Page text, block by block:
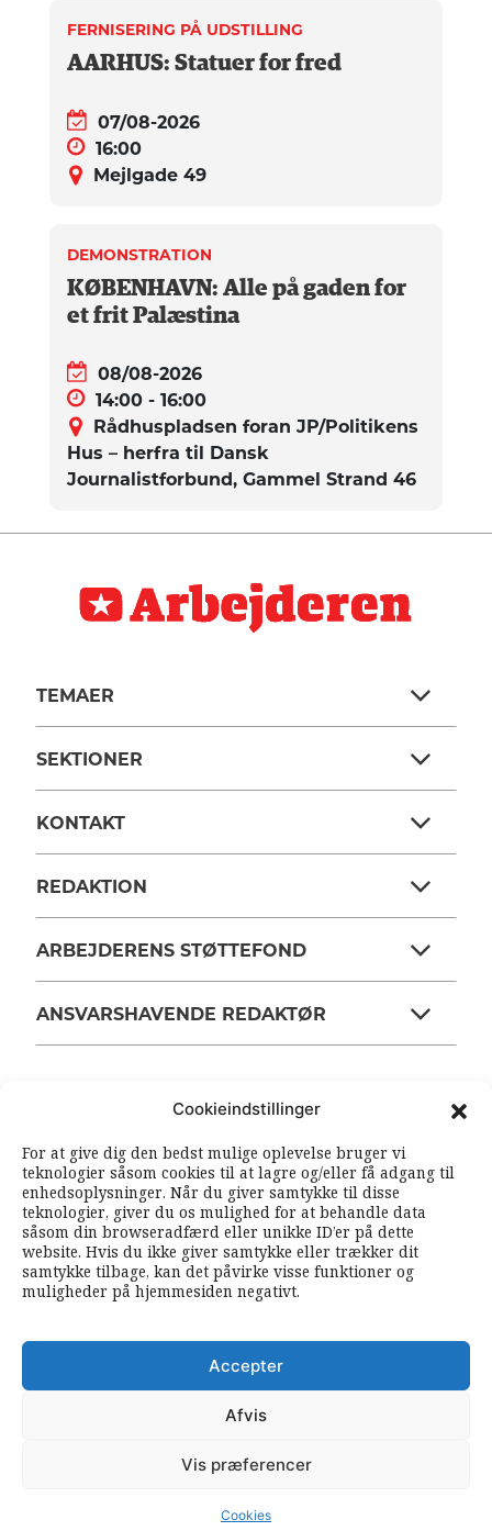
Cookieindstillinger
For at give dig den bedst mulige oplevelse bruger vi
teknologier såsom cookies til at lagre og/eller få adgang til
enhedsoplysninger. Når du giver samtykke til disse
teknologier, giver du os mulighed for at behandle data
såsom din browseradfærd eller unikke ID’er på dette
website. Hvis du ikke giver samtykke eller trækker dit
samtykke tilbage, kan det påvirke visse funktioner og
muligheder på hjemmesiden negativt.
Accepter
Afvis
Vis præferencer
Cookies
FERNISERING PÅ UDSTILLING
AARHUS: Statuer for fred
07/08-2026
16:00
Mejlgade 49
DEMONSTRATION
KØBENHAVN: Alle på gaden for
et frit Palæstina
08/08-2026
14:00 - 16:00
Rådhuspladsen foran JP/Politikens
Hus – herfra til Dansk
Journalistforbund, Gammel Strand 46
TEMAER
SEKTIONER
KONTAKT
REDAKTION
ARBEJDERENS STØTTEFOND
ANSVARSHAVENDE REDAKTØR
SOUNDCLOUD RSS FEEDS
FØLG ARBEJDEREN
| |
Copyright © 2020 All Rights Reserved - Dagbladet Arbejderen